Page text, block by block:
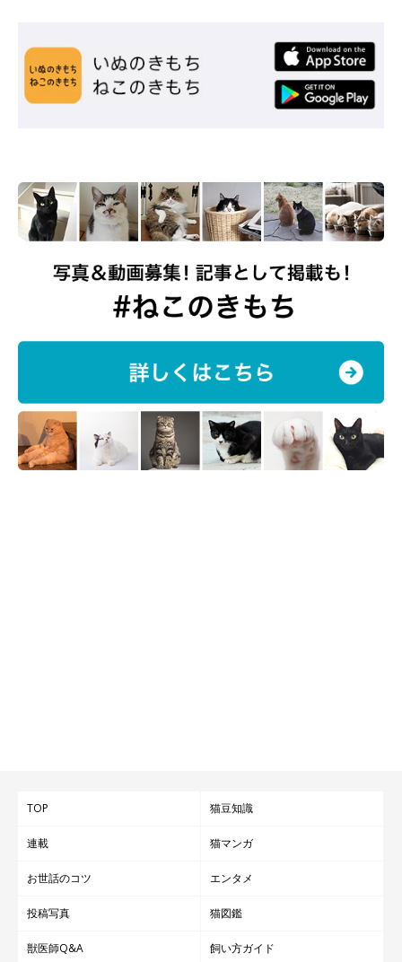
TOP 猫豆知識
連載 猫マンガ
お世話のコツ エンタメ
投稿写真 猫図鑑
獣医師Q&A 飼い方ガイド